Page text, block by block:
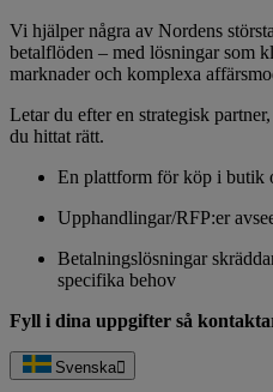
Vi hjälper några av Nordens
betalflöden – med lösningar som
marknader och komplexa
Letar du efter en strategisk
du hittat rätt.
En plattform för köp i butik
Upphandlingar/RFP:er
Betalningslösningar
specifika behov
Fyll i dina uppgifter så
Svenska